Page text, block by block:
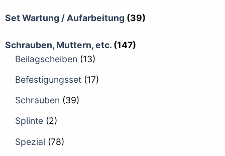
Set Wartung / Aufarbeitung (39)
Schrauben, Muttern, etc. (147)
Beilagscheiben (13)
Befestigungsset (17)
Schrauben (39)
Splinte (2)
Spezial (78)